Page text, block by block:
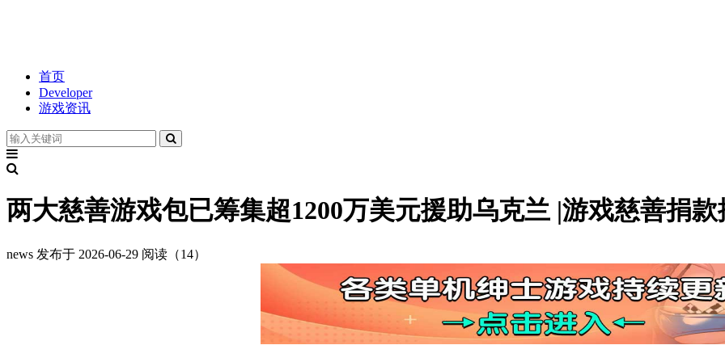
首页
Developer
游戏资讯
两大慈善游戏包已筹集超1200万美元援助乌克兰 |游戏慈善捐
news 发布于 2026-06-29 阅读（14）